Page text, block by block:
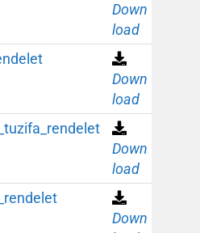
Down
load
Down
load
Down
load
Down